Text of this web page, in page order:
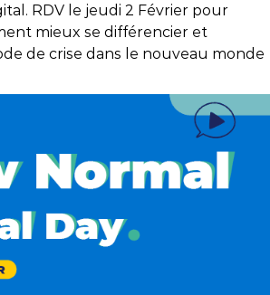
RDV le jeudi 2 Février pour
mieux se différencier et
de crise dans le nouveau monde